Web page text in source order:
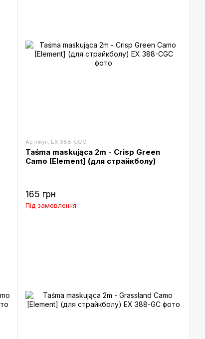
Артикул: EX 388-CGC
Taśma maskująca 2m - Crisp Green
Camo [Element] (для страйкболу)
165 грн
Під замовлення